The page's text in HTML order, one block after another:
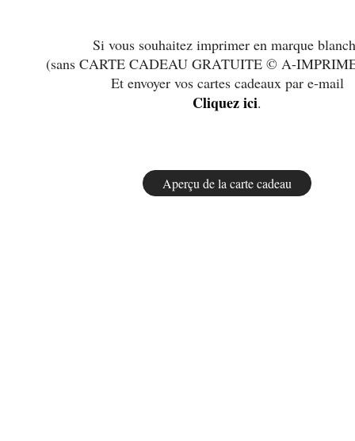
Si vous souhaitez imprimer en marque
(sans CARTE CADEAU GRATUITE © A-
Et envoyer vos cartes cadeaux par e-mail
Cliquez ici.